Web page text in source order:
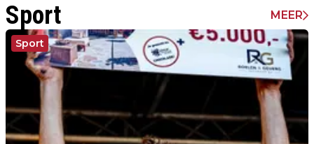
Sport MEER
Sport